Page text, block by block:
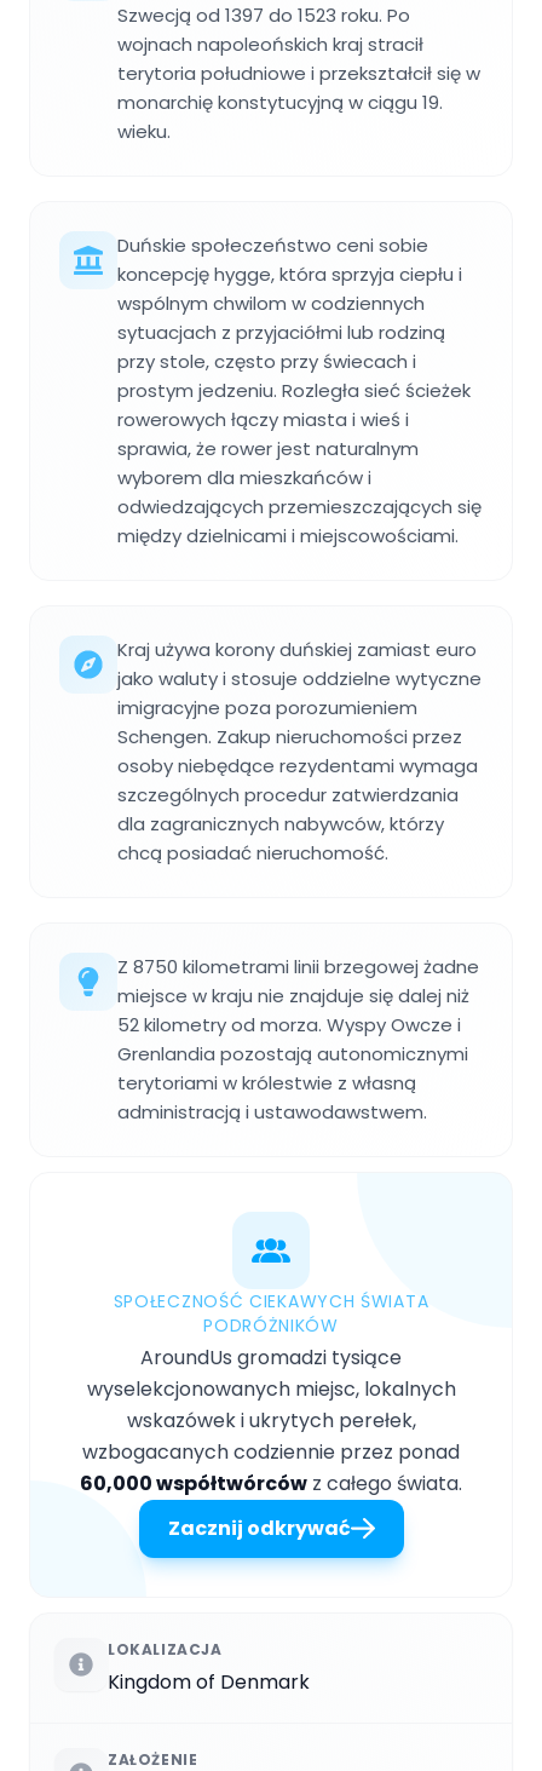
Szwecją od 1397 do 1523 roku. Po
wojnach napoleońskich kraj stracił
terytoria południowe i przekształcił się w
monarchię konstytucyjną w ciągu 19.
wieku.
Duńskie społeczeństwo ceni sobie
koncepcję hygge, która sprzyja ciepłu i
wspólnym chwilom w codziennych
sytuacjach z przyjaciółmi lub rodziną
przy stole, często przy świecach i
prostym jedzeniu. Rozległa sieć ścieżek
rowerowych łączy miasta i wieś i
sprawia, że rower jest naturalnym
wyborem dla mieszkańców i
odwiedzających przemieszczających się
między dzielnicami i miejscowościami.
Kraj używa korony duńskiej zamiast euro
jako waluty i stosuje oddzielne wytyczne
imigracyjne poza porozumieniem
Schengen. Zakup nieruchomości przez
osoby niebędące rezydentami wymaga
szczególnych procedur zatwierdzania
dla zagranicznych nabywców, którzy
chcą posiadać nieruchomość.
Z 8750 kilometrami linii brzegowej żadne
miejsce w kraju nie znajduje się dalej niż
52 kilometry od morza. Wyspy Owcze i
Grenlandia pozostają autonomicznymi
terytoriami w królestwie z własną
administracją i ustawodawstwem.
SPOŁECZNOŚĆ CIEKAWYCH ŚWIATA
PODRÓŻNIKÓW
AroundUs gromadzi tysiące
wyselekcjonowanych miejsc, lokalnych
wskazówek i ukrytych perełek,
wzbogacanych codziennie przez ponad
60,000 współtwórców z całego świata.
Zacznij odkrywać
LOKALIZACJA
Kingdom of Denmark
ZAŁOŻENIE